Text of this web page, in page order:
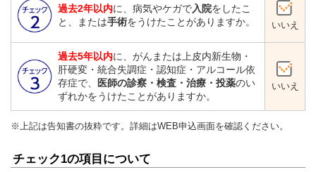
過去2年以内に、病気やケガで入院をしたこ
と、または手術をうけたことがありますか。 いいえ
過去5年以内に、がんまたは上皮内新生物・
肝硬変・統合失調症・認知症・アルコール依
存症で、
医師の診察・検査・治療・投薬のい
ずれかをうけたことがありますか。
いいえ
※上記は告知書の抜粋です。詳細はWEB申込画面を確認ください。
チェック1の項目について